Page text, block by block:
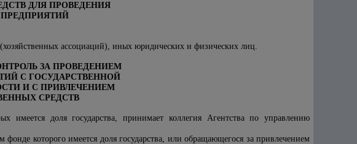
ДЛЯ ПРОВЕДЕНИЯ
ассоциаций), иных юридических и физических лиц.
ЗА ПРОВЕДЕНИЕМ
С ГОСУДАРСТВЕННОЙ
И С ПРИВЛЕЧЕНИЕМ
СРЕДСТВ
доля государства, принимает коллегия Агентствапо управлению
которого имеется доля государства, или обращающегося за привлечением